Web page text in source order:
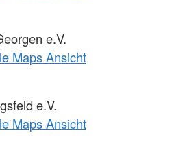
e.V.
Maps Ansicht
e.V.
Maps Ansicht